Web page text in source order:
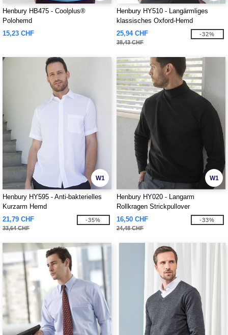
Henbury HB475 - Coolplus®
Polohemd
15,23 CHF
Henbury HY510 - Langärmliges
klassisches Oxford-Hemd
25,94 CHF
38,43 CHF
-32%
W1
Henbury HY595 - Anti-bakterielles
Kurzarm Hemd
21,79 CHF
33,64 CHF
-35%
W1
Henbury HY020 - Langarm
Rollkragen Strickpullover
16,50 CHF
24,48 CHF
-33%